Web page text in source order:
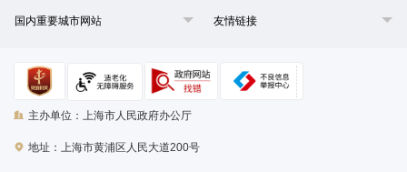
国内重要城市网站 友情链接
主办单位：上海市人民政府办公厅
地址：上海市黄浦区人民大道200号